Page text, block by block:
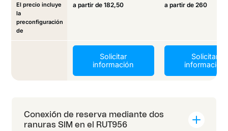
El precio incluye
la
preconfiguración
de
a partir de 182,50 a partir de 260
Solicitar
información
Solicitar
información
Conexión de reserva mediante dos
ranuras SIM en el RUT956